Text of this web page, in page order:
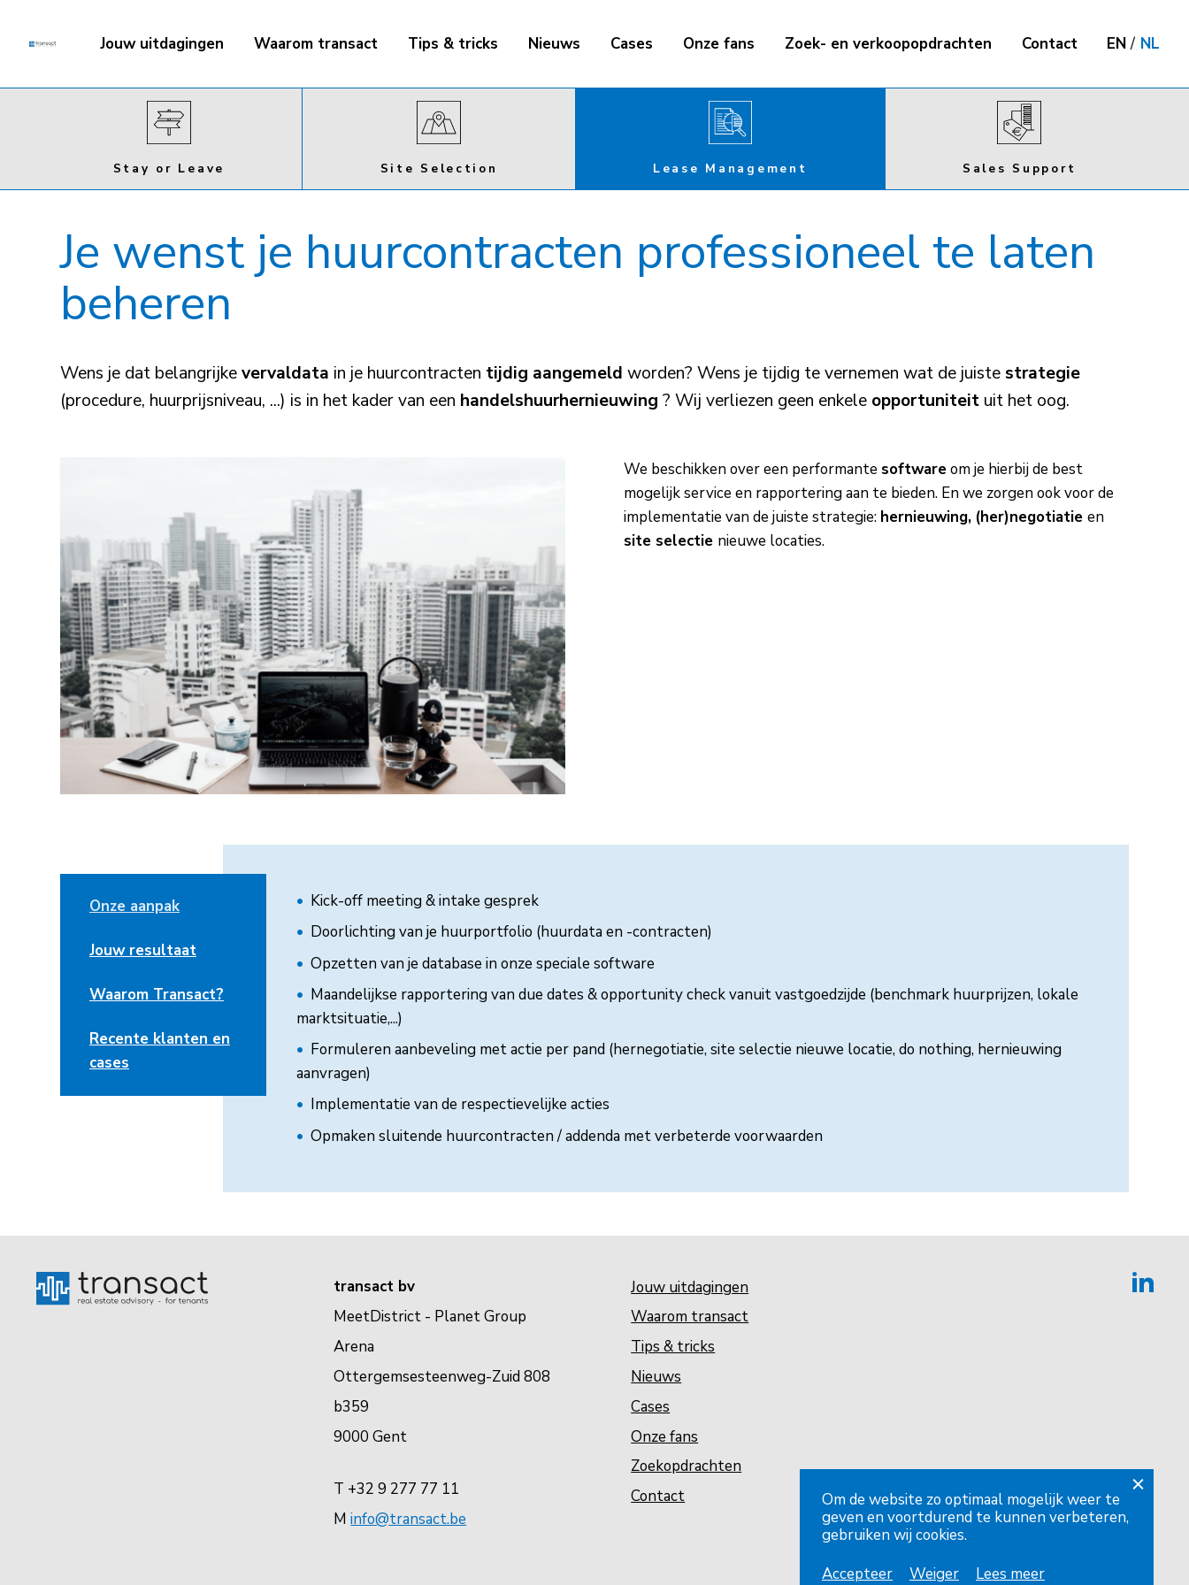
Jouw uitdagingen Waarom transact Tips & tricks Nieuws Cases Onze fans Zoek- en verkoopopdrachten Contact EN / NL
Stay or Leave Site Selection Lease Management Sales Support
Je wenst je huurcontracten professioneel te laten
beheren
Wens je dat belangrijkevervaldata in je huurcontracten tijdig aangemeld worden? Wens je tijdig te vernemen wat de juistestrategie
(procedure, huurprijsniveau, ...) is in het kader van een handelshuurhernieuwing ? Wij verliezen geen enkele opportuniteit uit het oog.
We beschikken over een performante softwareom je hierbij de best
mogelijk service en rapportering aan te bieden. En we zorgen ook voor de
implementatie van de juiste strategie: hernieuwing, (her)negotiatie en
site selectie nieuwe locaties.
Onze aanpak
Jouw resultaat
Waarom Transact?
Recente klanten en
cases
Kick-off meeting & intake gesprek
Doorlichting van je huurportfolio (huurdata en -contracten)
Opzetten van je database in onze speciale software
Maandelijkse rapportering van due dates & opportunity check vanuit vastgoedzijde (benchmark huurprijzen, lokale
marktsituatie,...)
Formuleren aanbeveling met actie per pand (hernegotiatie, site selectie nieuwe locatie, do nothing, hernieuwing
aanvragen)
Implementatie van de respectievelijke acties
Opmaken sluitende huurcontracten / addenda met verbeterde voorwaarden
transact bv
MeetDistrict - Planet Group
Arena
Ottergemsesteenweg-Zuid 808
b359
9000 Gent
T +32 9 277 77 11
Minfo@transact.be
Jouw uitdagingen
Waarom transact
Tips & tricks
Nieuws
Cases
Onze fans
Zoekopdrachten
Contact
Om de website zo optimaal mogelijk weer te
geven en voortdurend te kunnen verbeteren,
gebruiken wij cookies.
Accepteer
Weiger Lees meer